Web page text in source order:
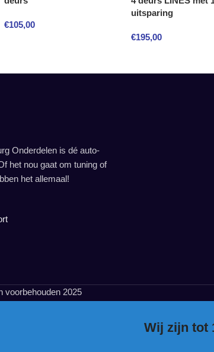
€105,00
uitsparing
€195,00
Onderdelen is dé auto-
het nou gaat om tuning of
het allemaal!
voorbehouden 2025
Wij zijn tot